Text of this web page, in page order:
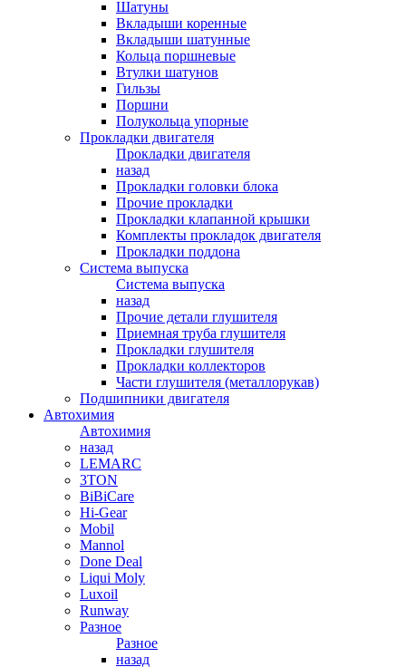
Шатуны
Вкладыши коренные
Вкладыши шатунные
Кольца поршневые
Втулки шатунов
Гильзы
Поршни
Полукольца упорные
Прокладки двигателя
Прокладки двигателя
назад
Прокладки головки блока
Прочие прокладки
Прокладки клапанной крышки
Комплекты прокладок двигателя
Прокладки поддона
Система выпуска
Система выпуска
назад
Прочие детали глушителя
Приемная труба глушителя
Прокладки глушителя
Прокладки коллекторов
Части глушителя (металлорукав)
Подшипники двигателя
Автохимия
Автохимия
назад
LEMARC
3TON
BiBiCare
Hi-Gear
Mobil
Mannol
Done Deal
Liqui Moly
Luxoil
Runway
Разное
Разное
назад